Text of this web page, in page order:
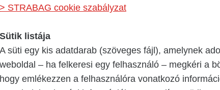
> STRABAG cookie szabályzat
Sütik listája
A süti egy kis adatdarab (szöveges fájl), amelynek
weboldal – ha felkeresi egy felhasználó – megkéri a
hogy emlékezzen a felhasználóra vonatkozó